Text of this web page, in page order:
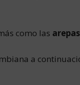
como las arepas
a